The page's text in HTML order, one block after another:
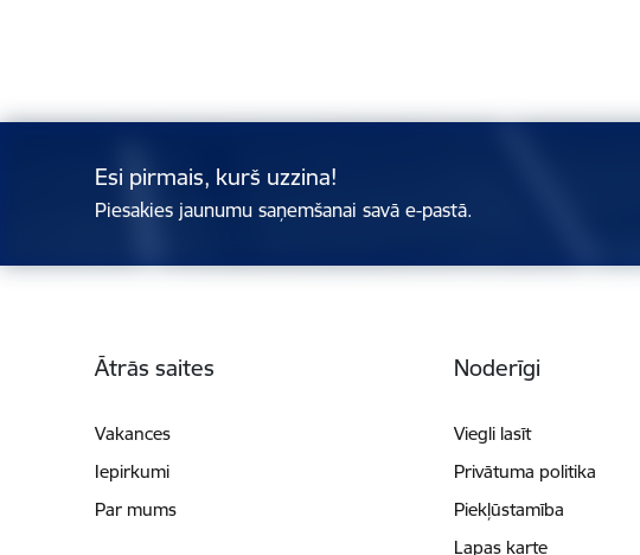
Esi pirmais, kurš uzzina!
Piesakies jaunumu saņemšanai savā e-pastā.
Ātrās saites
Vakances
Iepirkumi
Par mums
Noderīgi
Viegli lasīt
Privātuma politika
Piekļūstamība
Lapas karte